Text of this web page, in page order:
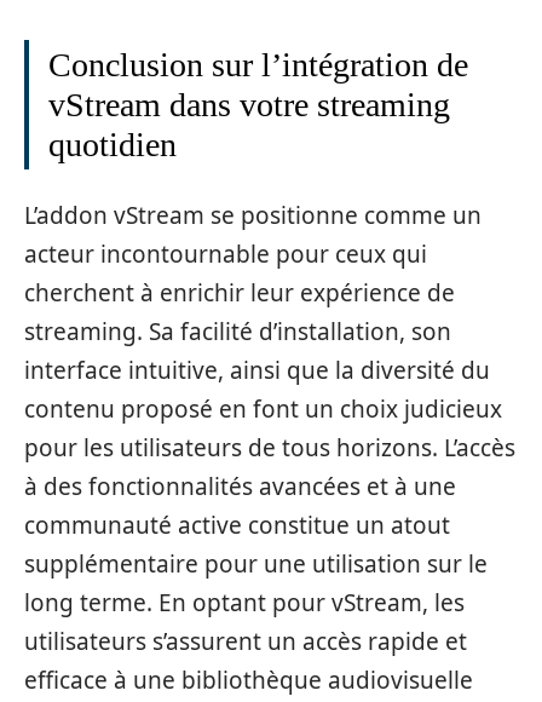
Conclusion sur l’intégration de
vStream dans votre streaming
quotidien
L’addon vStream se positionne comme un
acteur incontournable pour ceux qui
cherchent à enrichir leur expérience de
streaming. Sa facilité d’installation, son
interface intuitive, ainsi que la diversité du
contenu proposé en font un choix judicieux
pour les utilisateurs de tous horizons. L’accès
à des fonctionnalités avancées et à une
communauté active constitue un atout
supplémentaire pour une utilisation sur le
long terme. En optant pour vStream, les
utilisateurs s’assurent un accès rapide et
efficace à une bibliothèque audiovisuelle